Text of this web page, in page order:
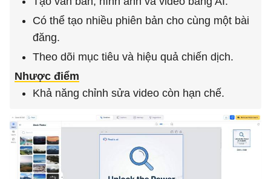
Có thể tạo nhiều phiên bản cho cùng một bài
đăng.
Theo dõi mục tiêu và hiệu quả chiến dịch.
Nhược điểm
Khả năng chỉnh sửa video còn hạn chế.